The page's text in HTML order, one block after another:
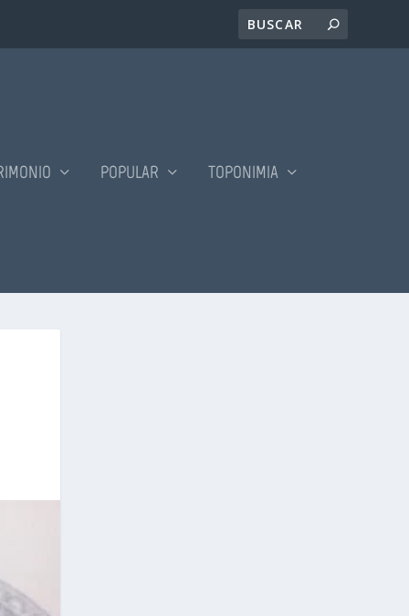
POPULAR TOPONIMIA